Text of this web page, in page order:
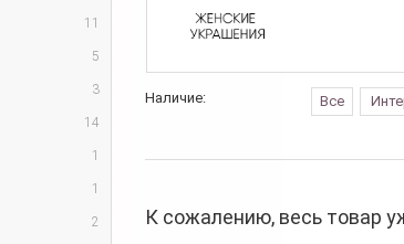
11
5
3
14
1
1
2
Наличие: Все
К сожалению, весь товар